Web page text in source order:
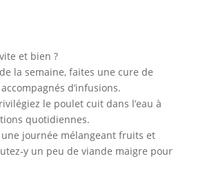
et bien ?
la semaine, faites une cure de
d’infusions.
le poulet cuit dans l’eau à
quotidiennes.
une journée mélangeant fruits et
y un peu de viande maigre pour